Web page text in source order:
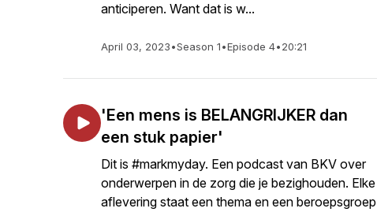
anticiperen. Want dat is w...
April 03, 2023•Season 1•Episode 4•20:21
'Een mens is BELANGRIJKER dan
een stuk papier'
Dit is #markmyday. Een podcast van BKV over
onderwerpen in de zorg die je bezighouden. Elke
aflevering staat een thema en een beroepsgroep